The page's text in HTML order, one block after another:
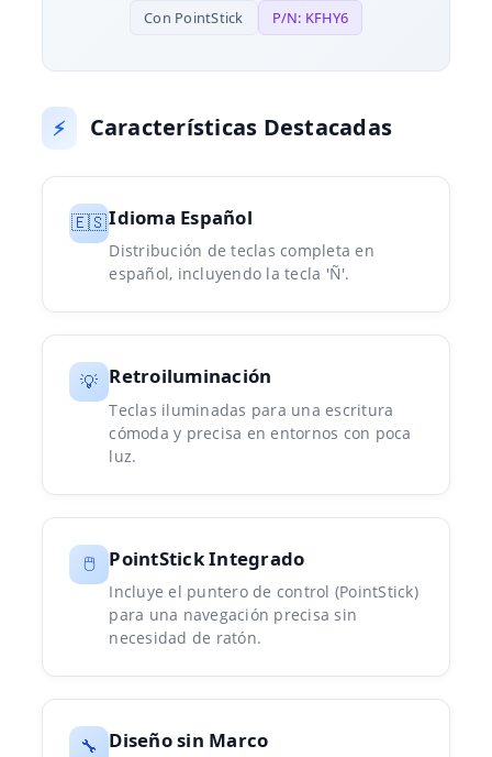
Con PointStick
P/N: KFHY6
⚡ Características Destacadas
🇪🇸Idioma Español
Distribución de teclas completa en
español, incluyendo la tecla 'Ñ'.
💡 Retroiluminación
Teclas iluminadas para una escritura
cómoda y precisa en entornos con poca
luz.
🖱️ PointStick Integrado
Incluye el puntero de control (PointStick)
para una navegación precisa sin
necesidad de ratón.
🔧 Diseño sin Marco